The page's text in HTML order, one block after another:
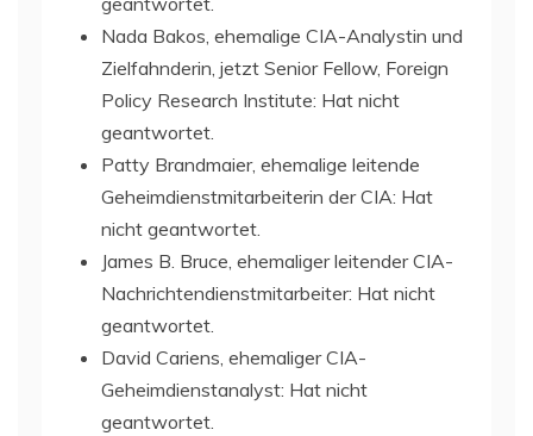
Nada Bakos, ehemalige CIA-Analystin und
Zielfahnderin, jetzt Senior Fellow, Foreign
Policy Research Institute: Hat nicht
geantwortet.
Patty Brandmaier, ehemalige leitende
Geheimdienstmitarbeiterin der CIA: Hat
nicht geantwortet.
James B. Bruce, ehemaliger leitender CIA-
Nachrichtendienstmitarbeiter: Hat nicht
geantwortet.
David Cariens, ehemaliger CIA-
Geheimdienstanalyst: Hat nicht
geantwortet.